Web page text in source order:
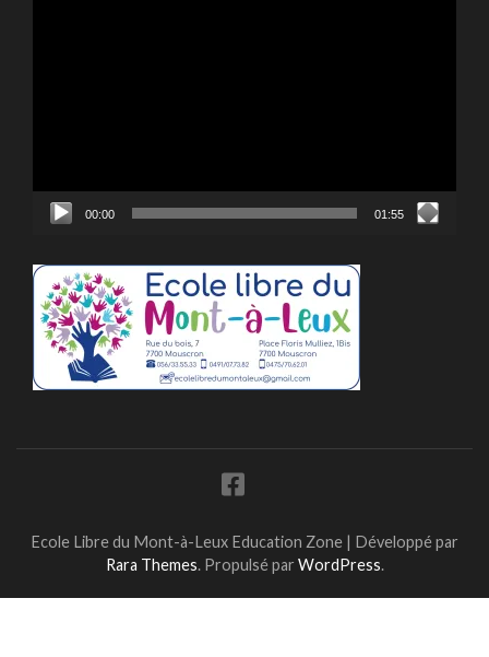
00:00 01:55
Ecole Libre du Mont-à-Leux Education Zone | Développé par
Rara Themes. Propulsé par WordPress.